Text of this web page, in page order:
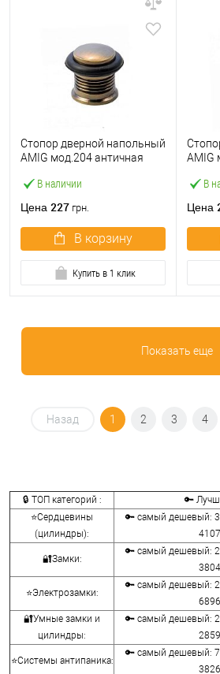
В наличии
Стопор дверной напольный
AMIG мод.204 античная
Цена 227 грн.
В корзину
Купить в 1 клик
В
AMIG
Цена
Показать еще
Назад 1 2 3 4
🔒 ТОП категорий :
🔑
⭐Сердцевины
(цилиндры):
🔑 самый дешевый:
🔐Замки:
🔑 самый дешевый:
⭐Электрозамки:
🔑 самый дешевый:
🔐Умные замки и
цилиндры:
🔑 самый дешевый:
⭐Системы антипаника:
🔑 самый дешевый: